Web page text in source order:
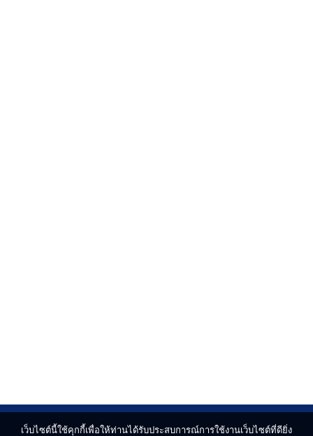
เว็บไซต์นี้ใช้คุกกี้เพื่อให้ท่านได้รับประสบการณ์การใช้งานเว็บไซต์ที่ดียิ่ง